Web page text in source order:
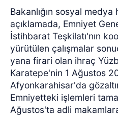
Bakanlığın sosyal medya
açıklamada, Emniyet
İstihbarat Teşkilatı'nın
yürütülen çalışmalar
yana firari olan ihraç
Karatepe'nin 1 Ağustos
Afyonkarahisar'da
Emniyetteki işlemleri
Ağustos'ta adli